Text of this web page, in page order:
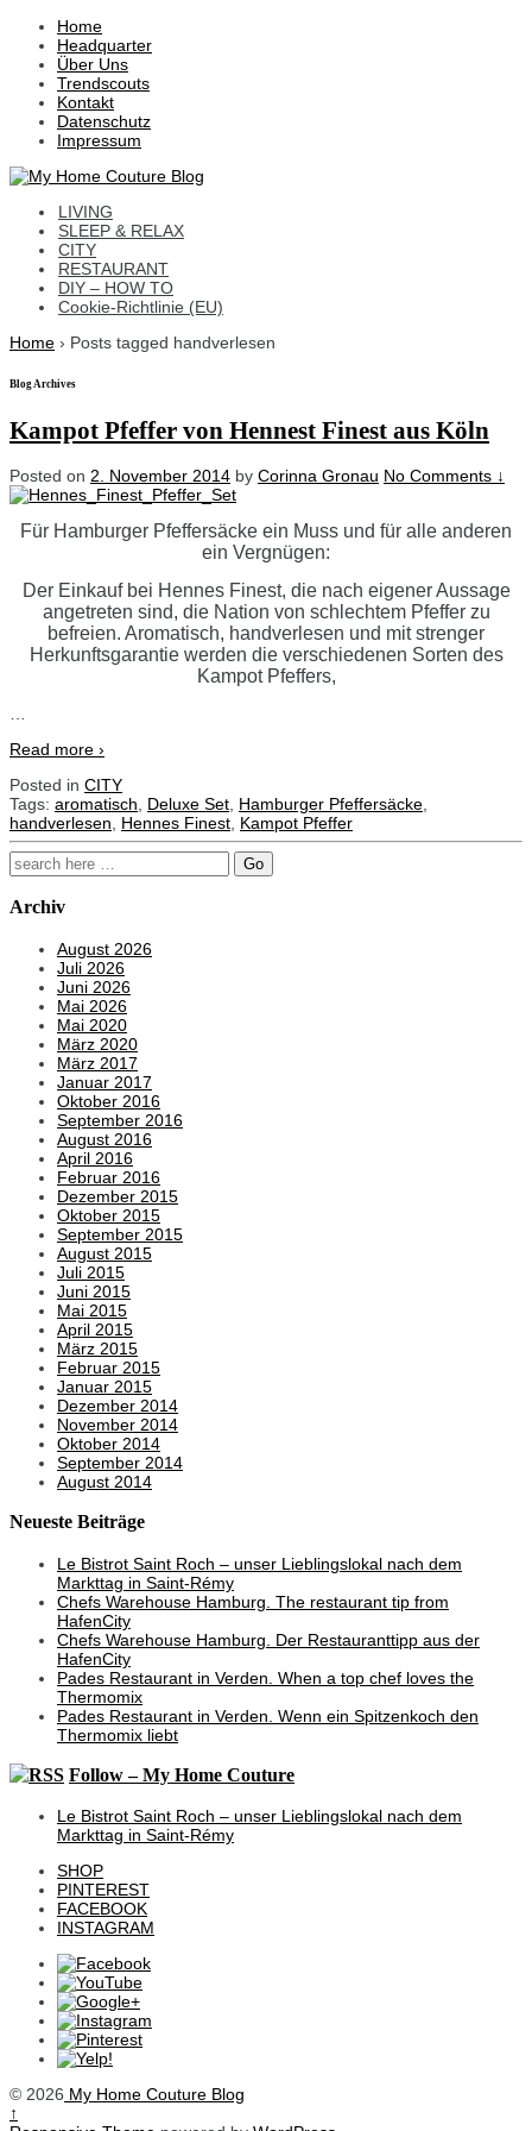
Skip
Main
Content
Home
Headquarter
Über Uns
Trendscouts
Kontakt
Datenschutz
Impressum
LIVING
SLEEP & RELAX
CITY
RESTAURANT
DIY – HOW TO
Cookie-Richtlinie (EU)
Home › Posts tagged handverlesen
Blog Archives
Kampot Pfeffer von Hennest Finest aus Köln
Posted on 2. November 2014 by Corinna Gronau No Comments ↓
Für Hamburger Pfeffersäcke ein Muss und für alle anderen
ein Vergnügen:
Der Einkauf bei Hennes Finest, die nach eigener Aussage
angetreten sind, die Nation von schlechtem Pfeffer zu
befreien. Aromatisch, handverlesen und mit strenger
Herkunftsgarantie werden die verschiedenen Sorten des
Kampot Pfeffers,
Read more ›
Posted in CITY
Tags: aromatisch Deluxe Set Hamburger Pfeffersäcke
handverlesen
Hennes Finest Kampot Pfeffer
Search
for:
Archiv
August 2026
Juli 2026
Juni 2026
Mai 2026
Mai 2020
März 2020
März 2017
Januar 2017
Oktober 2016
September 2016
August 2016
April 2016
Februar 2016
Dezember 2015
Oktober 2015
September 2015
August 2015
Juli 2015
Juni 2015
Mai 2015
April 2015
März 2015
Februar 2015
Januar 2015
Dezember 2014
November 2014
Oktober 2014
September 2014
August 2014
Neueste Beiträge
Le Bistrot Saint Roch – unser Lieblingslokal nach dem
Markttag in Saint-Rémy
Chefs Warehouse Hamburg. The restaurant tip from
HafenCity
Chefs Warehouse Hamburg. Der Restauranttipp aus der
HafenCity
Pades Restaurant in Verden. When a top chef loves the
Thermomix
Pades Restaurant in Verden. Wenn ein Spitzenkoch den
Thermomix liebt
Follow – My Home Couture
Le Bistrot Saint Roch – unser Lieblingslokal nach dem
Markttag in Saint-Rémy
SHOP
PINTEREST
FACEBOOK
INSTAGRAM
© 2026 My Home Couture Blog
↑